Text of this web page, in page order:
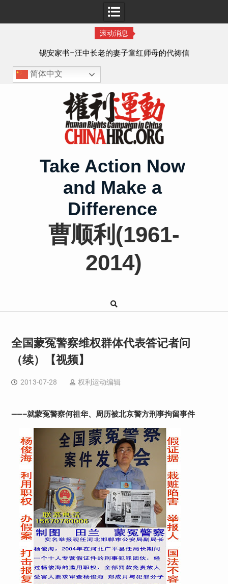
滚动消息
锡安家书–汪中长老的妻子童红⁩师母的代祷信
简体中文
Take Action Now
and Make a
Difference
曹顺利(1961-
2014)
全国蒙冤警察维权群体代表答记者问
（续）【视频】
2013-07-28 权利运动编辑
——–就蒙冤警察何祖华、周历被北京警方刑事拘留事件